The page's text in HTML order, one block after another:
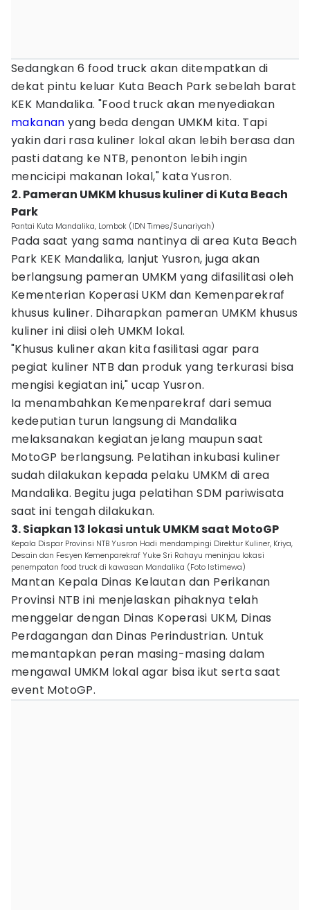
Sedangkan 6 food truck akan ditempatkan di
dekat pintu keluar Kuta Beach Park sebelah barat
KEK Mandalika. "Food truck akan menyediakan
makanan yang beda dengan UMKM kita. Tapi
yakin dari rasa kuliner lokal akan lebih berasa dan
pasti datang ke NTB, penonton lebih ingin
mencicipi makanan lokal," kata Yusron.
2. Pameran UMKM khusus kuliner di Kuta Beach
Park
Pantai Kuta Mandalika, Lombok (IDN Times/Sunariyah)
Pada saat yang sama nantinya di area Kuta Beach
Park KEK Mandalika, lanjut Yusron, juga akan
berlangsung pameran UMKM yang difasilitasi oleh
Kementerian Koperasi UKM dan Kemenparekraf
khusus kuliner. Diharapkan pameran UMKM khusus
kuliner ini diisi oleh UMKM lokal.
"Khusus kuliner akan kita fasilitasi agar para
pegiat kuliner NTB dan produk yang terkurasi bisa
mengisi kegiatan ini," ucap Yusron.
Ia menambahkan Kemenparekraf dari semua
kedeputian turun langsung di Mandalika
melaksanakan kegiatan jelang maupun saat
MotoGP berlangsung. Pelatihan inkubasi kuliner
sudah dilakukan kepada pelaku UMKM di area
Mandalika. Begitu juga pelatihan SDM pariwisata
saat ini tengah dilakukan.
3. Siapkan 13 lokasi untuk UMKM saat MotoGP
Kepala Dispar Provinsi NTB Yusron Hadi mendampingi Direktur Kuliner, Kriya,
Desain dan Fesyen Kemenparekraf Yuke Sri Rahayu meninjau lokasi
penempatan food truck di kawasan Mandalika (Foto Istimewa)
Mantan Kepala Dinas Kelautan dan Perikanan
Provinsi NTB ini menjelaskan pihaknya telah
menggelar dengan Dinas Koperasi UKM, Dinas
Perdagangan dan Dinas Perindustrian. Untuk
memantapkan peran masing-masing dalam
mengawal UMKM lokal agar bisa ikut serta saat
event MotoGP.